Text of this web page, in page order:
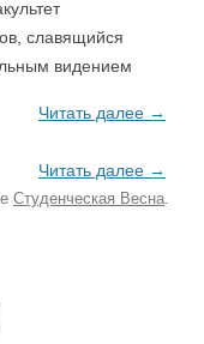
славящийся
видением
Читать далее →
Читать далее →
Студенческая Весна